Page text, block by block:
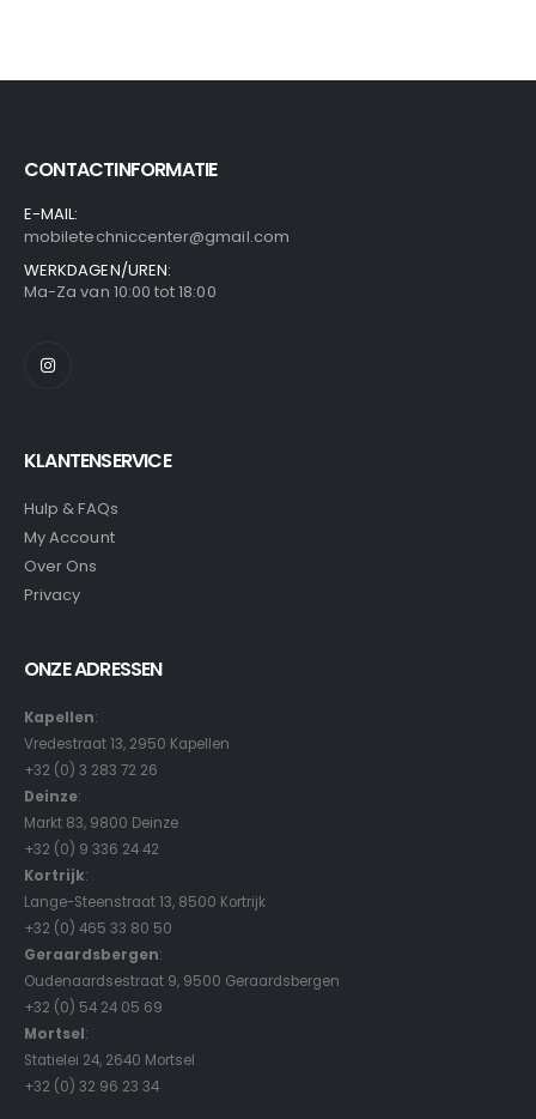
CONTACTINFORMATIE
E-MAIL:
mobiletechniccenter@gmail.com
WERKDAGEN/UREN:
Ma-Za van 10:00 tot 18:00
KLANTENSERVICE
Hulp & FAQs
My Account
Over Ons
Privacy
ONZE ADRESSEN
Kapellen:
Vredestraat 13, 2950 Kapellen
+32 (0) 3 283 72 26
Deinze:
Markt 83, 9800 Deinze
+32 (0) 9 336 24 42
Kortrijk:
Lange-Steenstraat 13, 8500 Kortrijk
+32 (0) 465 33 80 50
Geraardsbergen:
Oudenaardsestraat 9, 9500 Geraardsbergen
+32 (0) 54 24 05 69
Mortsel:
Statielei 24, 2640 Mortsel
+32 (0) 32 96 23 34